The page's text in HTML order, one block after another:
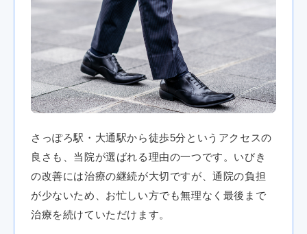
さっぽろ駅・大通駅から徒歩5分というアクセスの
良さも、当院が選ばれる理由の一つです。いびき
の改善には治療の継続が大切ですが、通院の負担
が少ないため、お忙しい方でも無理なく最後まで
治療を続けていただけます。